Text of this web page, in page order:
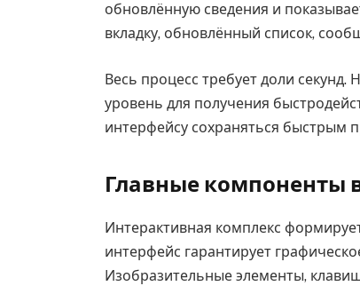
обновлённую сведения и
вкладку, обновлённый список,
Весь процесс требует доли
уровень для получения
интерфейсу сохраняться быстрым
Главные компоненты
Интерактивная комплекс
интерфейс гарантирует
Изобразительные элементы,